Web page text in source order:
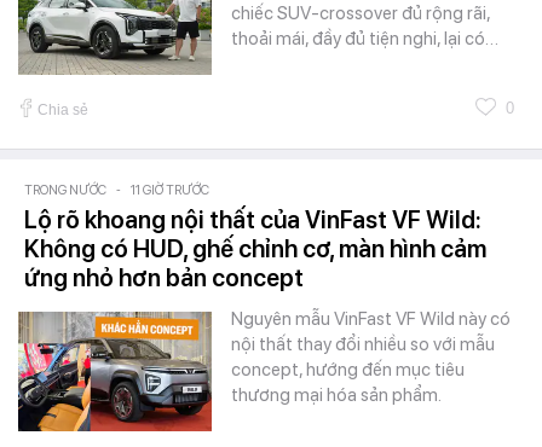
chiếc SUV-crossover đủ rộng rãi,
thoải mái, đầy đủ tiện nghi, lại có…
Chia sẻ 0
TRONG NƯỚC - 11 GIỜ TRƯỚC
Lộ rõ khoang nội thất của VinFast VF Wild:
Không có HUD, ghế chỉnh cơ, màn hình cảm
ứng nhỏ hơn bản concept
Nguyên mẫu VinFast VF Wild này có
nội thất thay đổi nhiều so với mẫu
concept, hướng đến mục tiêu
thương mại hóa sản phẩm.